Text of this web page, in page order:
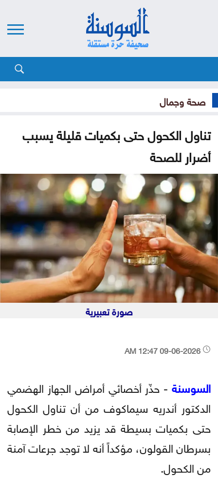
صحة وجمال
تناول الكحول حتى بكميات قليلة يسبب
أضرار للصحة
صورة تعبيرية
السوسنة - حذّر أخصائي أمراض الجهاز الهضمي
الدكتور أندريه سيماكوف من أن تناول الكحول
حتى بكميات بسيطة قد يزيد من خطر الإصابة
بسرطان القولون، مؤكداً أنه لا توجد جرعات آمنة
من الكحول.